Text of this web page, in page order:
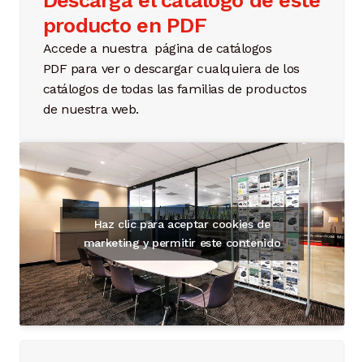
producto en PDF
Accede a nuestra página de catálogos
PDF para ver o descargar cualquiera de los
catálogos de todas las familias de productos
de nuestra web.
Haz clic para aceptar cookies de
marketing y permitir este contenido